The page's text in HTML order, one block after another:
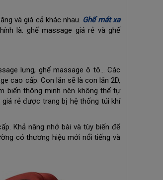
và giá cả khác nhau. Ghế mát xa
là: ghế massage giá rẻ và ghế
lưng, ghế massage ô tô… Các
cao cấp. Con lăn sẽ là con lăn 2D,
biến thông minh nên không thể tự
rẻ được trang bị hệ thống túi khí
Khả năng nhớ bài và tùy biến để
có thương hiệu mới nổi tiếng và